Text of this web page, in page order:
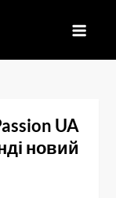
UA
новий